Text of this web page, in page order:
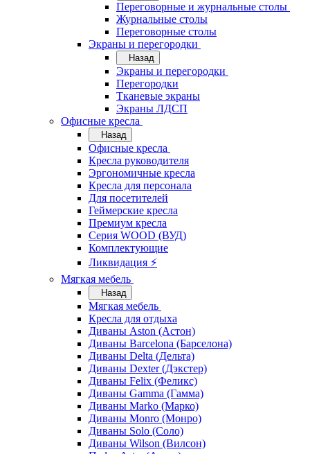
Переговорные и журнальные столы
Журнальные столы
Переговорные столы
Экраны и перегородки
Назад
Экраны и перегородки
Перегородки
Тканевые экраны
Экраны ЛДСП
Офисные кресла
Назад
Офисные кресла
Кресла руководителя
Эргономичные кресла
Кресла для персонала
Для посетителей
Геймерские кресла
Премиум кресла
Серия WOOD (ВУД)
Комплектующие
Ликвидация ⚡
Мягкая мебель
Назад
Мягкая мебель
Кресла для отдыха
Диваны Aston (Астон)
Диваны Barcelona (Барселона)
Диваны Delta (Дельта)
Диваны Dexter (Дэкстер)
Диваны Felix (Феликс)
Диваны Gamma (Гамма)
Диваны Marko (Марко)
Диваны Monro (Монро)
Диваны Solo (Соло)
Диваны Wilson (Вилсон)